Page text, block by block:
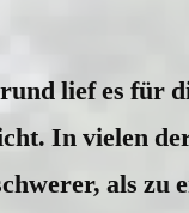
lief es für
In vielen
als zu